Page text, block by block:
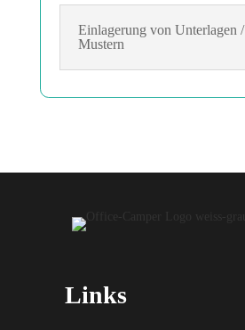
Einlagerung von Unterlagen /
Mustern
Links